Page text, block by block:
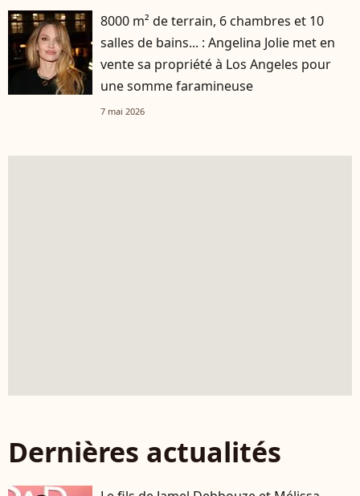
8000 m² de terrain, 6 chambres et 10
salles de bains... : Angelina Jolie met en
vente sa propriété à Los Angeles pour
une somme faramineuse
7 mai 2026
Dernières actualités